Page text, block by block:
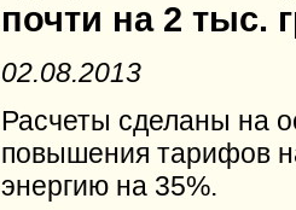
почти на 2 тыс.
02.08.2013
Расчеты сделаны на
повышения тарифов
энергию на 35%.